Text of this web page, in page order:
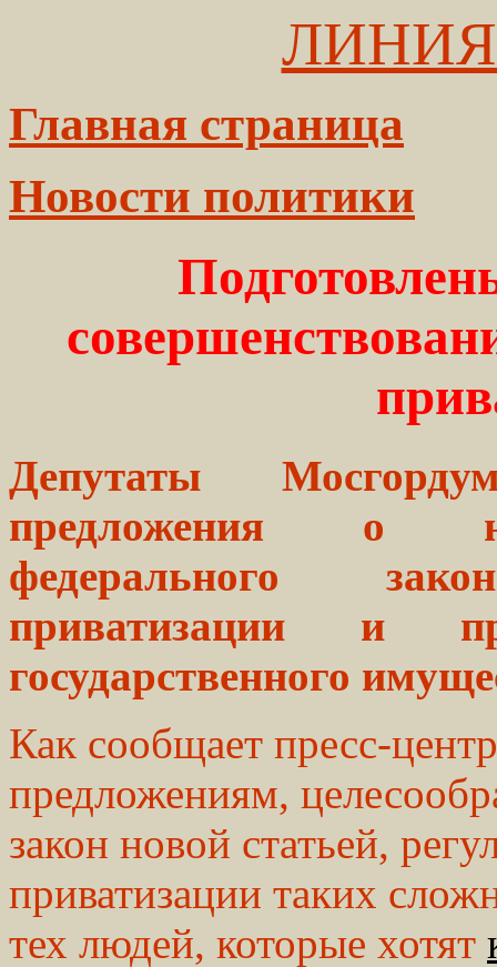
Главная страница
Новости политики
Депутаты
предложения о
федерального
приватизации и
государственного
Как сообщает пресс-
предложениям,
закон новой статьей,
приватизации таких
тех людей, которые хотят